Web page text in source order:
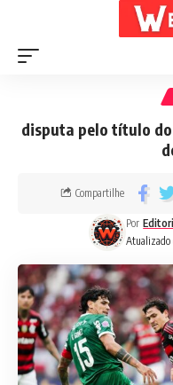
disputa pelo título
Atualizado
Por
Compartilhe